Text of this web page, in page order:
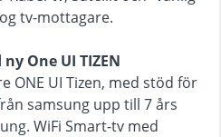
tv-mottagare.
One UI TIZEN
ONE UI Tizen, med stöd för
samsung upp till 7 års
WiFi Smart-tv med